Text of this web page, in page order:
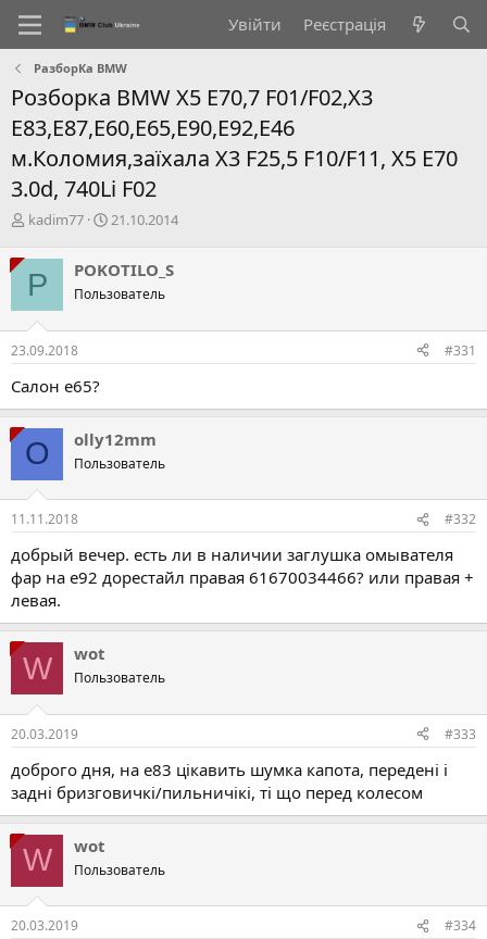
Увійти Реєстрація
РазборКа BMW
Розборка BMW X5 E70,7 F01/F02,X3
E83,Е87,E60,E65,E90,E92,E46
м.Коломия,заїхала X3 F25,5 F10/F11, X5 E70
3.0d, 740Li F02
А
т
о
р
т
е
м
kadim77
Д
а
с
в
н
н
21.10.2014
P POKOTILO_S
Пользователь
23.09.2018 #331
Салон е65?
O olly12mm
Пользователь
11.11.2018 #332
добрый вечер. есть ли в наличии заглушка омывателя
фар на e92 дорестайл правая 61670034466? или правая +
левая.
W wot
Пользователь
20.03.2019 #333
доброго дня, на е83 цікавить шумка капота, передені і
задні бризговичкі/пильничікі, ті що перед колесом
W wot
Пользователь
20.03.2019 #334